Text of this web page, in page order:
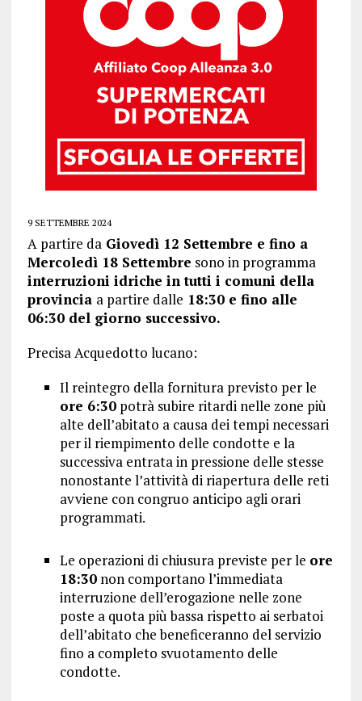
9 SETTEMBRE 2024
A partire daGiovedì 12 Settembre e fino a
Mercoledì 18 Settembre sono in programma
interruzioni idriche in tutti i comuni della
provincia a partire dalle 18:30 e fino alle
06:30 del giorno successivo.
Precisa Acquedotto lucano:
Il reintegro della fornitura previsto per le
ore 6:30potrà subire ritardi nelle zone più
alte dell’abitato a causa dei tempi necessari
per il riempimento delle condotte e la
successiva entrata in pressione delle stesse
nonostante l’attività di riapertura delle reti
avviene con congruo anticipo agli orari
programmati.
Le operazioni di chiusura previste per le ore
18:30non comportano l’immediata
interruzione dell’erogazione nelle zone
poste a quota più bassa rispetto ai serbatoi
dell’abitato che beneficeranno del servizio
fino a completo svuotamento delle
condotte.